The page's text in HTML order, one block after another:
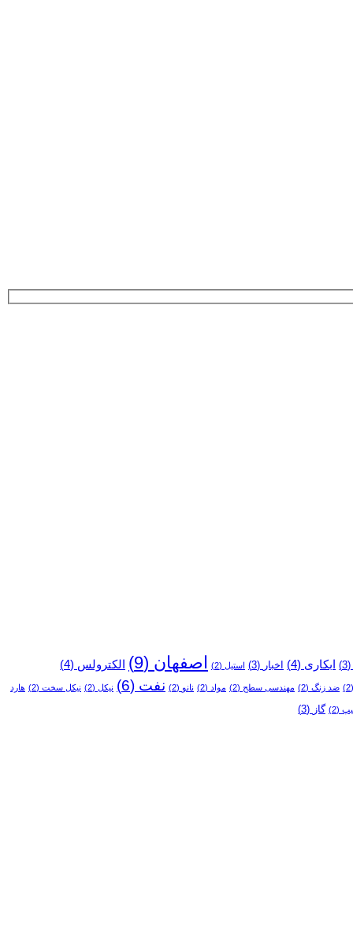
(3) ابکاری (4) اخبار (3) استیل (2) اصفهان (9) الکترولس (4)
(2) ضد زنگ (2) مهندسی سطح (2) مواد (2) نانو (2) نفت (6) نیکل (2) نیکل سخت (2) هارد
(2) گاز (3)